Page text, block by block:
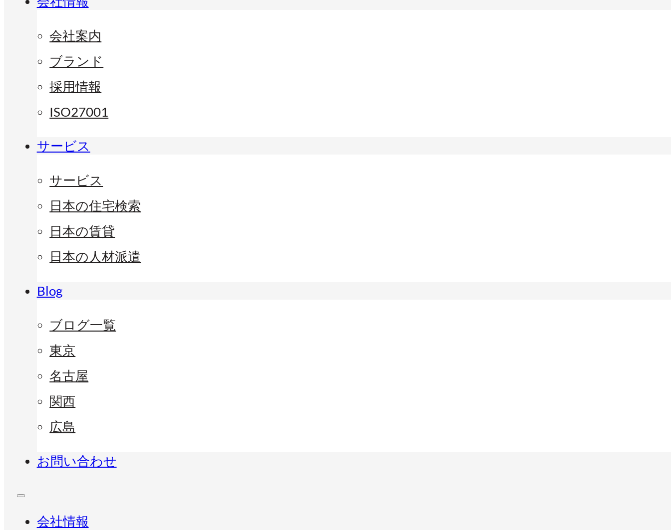
会社案内
ブランド
採用情報
ISO27001
サービス
サービス
日本の住宅検索
日本の賃貸
日本の人材派遣
Blog
ブログ一覧
東京
名古屋
関西
広島
お問い合わせ
会社情報